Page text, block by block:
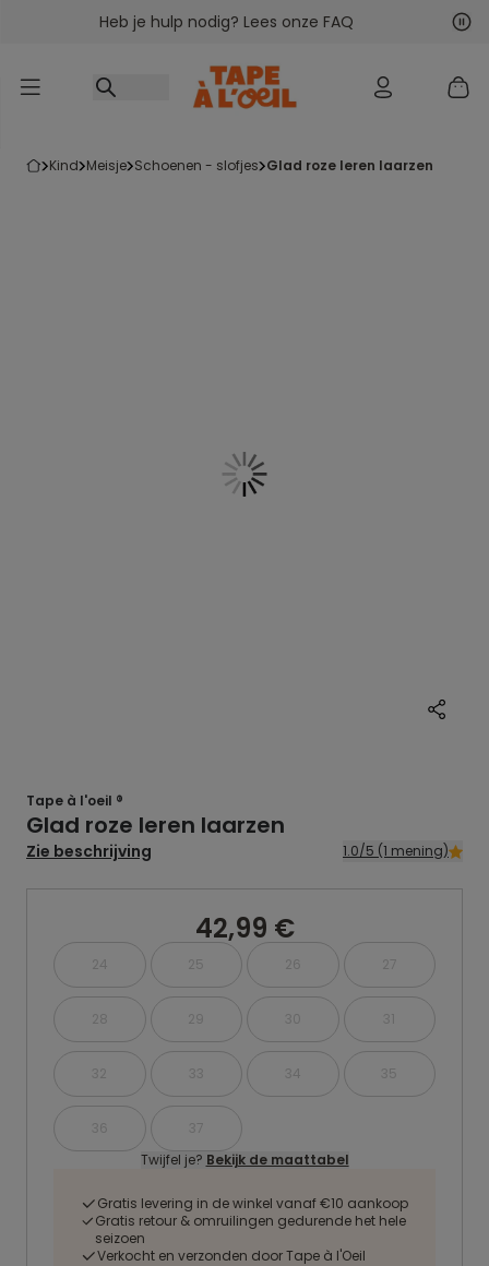
Ga naar inhoudHeb je hulp nodig? Lees onze FAQ
kind meisje schoenen - slofjes glad roze leren laarzen
Tape à l'oeil ®
Glad roze leren laarzen
Zie beschrijving 1.0/5 (1 mening)
42,99 €
24 25 26 27
28 29 30 31
32 33 34 35
36
37
Twijfel je? Bekijk de maattabel
Gratis levering in de winkel vanaf €10 aankoop
Gratis retour & omruilingen gedurende het hele
seizoen
Verkocht en verzonden door Tape à l'Oeil